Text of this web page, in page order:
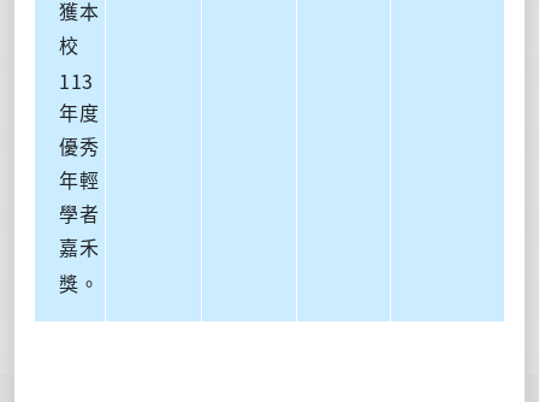
獲本
校
113
年度
優秀
年輕
學者
嘉禾
獎。